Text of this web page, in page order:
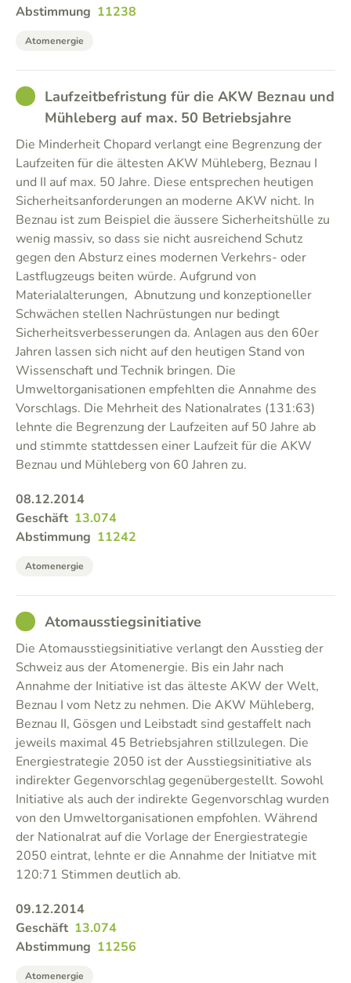
Abstimmung 11238
Atomenergie
GOODLaufzeitbefristung für die AKW Beznau und
Mühleberg auf max. 50 Betriebsjahre
Die Minderheit Chopard verlangt eine Begrenzung der
Laufzeiten für die ältesten AKW Mühleberg, Beznau I
und II auf max. 50 Jahre. Diese entsprechen heutigen
Sicherheitsanforderungen an moderne AKW nicht. In
Beznau ist zum Beispiel die äussere Sicherheitshülle zu
wenig massiv, so dass sie nicht ausreichend Schutz
gegen den Absturz eines modernen Verkehrs- oder
Lastflugzeugs beiten würde. Aufgrund von
Materialalterungen, Abnutzung und konzeptioneller
Schwächen stellen Nachrüstungen nur bedingt
Sicherheitsverbesserungen da. Anlagen aus den 60er
Jahren lassen sich nicht auf den heutigen Stand von
Wissenschaft und Technik bringen. Die
Umweltorganisationen empfehlten die Annahme des
Vorschlags. Die Mehrheit des Nationalrates (131:63)
lehnte die Begrenzung der Laufzeiten auf 50 Jahre ab
und stimmte stattdessen einer Laufzeit für die AKW
Beznau und Mühleberg von 60 Jahren zu.
08.12.2014
Geschäft 13.074
Abstimmung 11242
Atomenergie
GOODAtomausstiegsinitiative
Die Atomausstiegsinitiative verlangt den Ausstieg der
Schweiz aus der Atomenergie. Bis ein Jahr nach
Annahme der Initiative ist das älteste AKW der Welt,
Beznau I vom Netz zu nehmen. Die AKW Mühleberg,
Beznau II, Gösgen und Leibstadt sind gestaffelt nach
jeweils maximal 45 Betriebsjahren stillzulegen. Die
Energiestrategie 2050 ist der Ausstiegsinitiative als
indirekter Gegenvorschlag gegenübergestellt. Sowohl
Initiative als auch der indirekte Gegenvorschlag wurden
von den Umweltorganisationen empfohlen. Während
der Nationalrat auf die Vorlage der Energiestrategie
2050 eintrat, lehnte er die Annahme der Initiatve mit
120:71 Stimmen deutlich ab.
09.12.2014
Geschäft 13.074
Abstimmung 11256
Atomenergie